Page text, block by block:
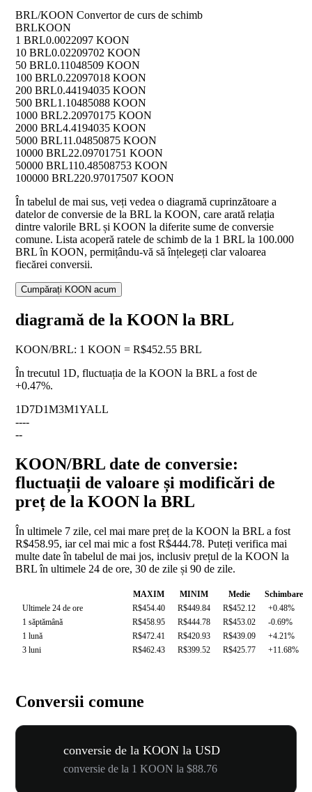
BRL/KOON Convertor de curs de schimb
BRLKOON
1 BRL0.0022097 KOON
10 BRL0.02209702 KOON
50 BRL0.11048509 KOON
100 BRL0.22097018 KOON
200 BRL0.44194035 KOON
500 BRL1.10485088 KOON
1000 BRL2.20970175 KOON
2000 BRL4.4194035 KOON
5000 BRL11.04850875 KOON
10000 BRL22.09701751 KOON
50000 BRL110.48508753 KOON
100000 BRL220.97017507 KOON
În tabelul de mai sus, veți vedea o diagramă cuprinzătoare a
datelor de conversie de la BRL la KOON, care arată relația
dintre valorile BRL și KOON la diferite sume de conversie
comune. Lista acoperă ratele de schimb de la 1 BRL la 100.000
BRL în KOON, permițându-vă să înțelegeți clar valoarea
fiecărei conversii.
Cumpărați KOON acum
diagramă de la KOON la BRL
KOON/BRL: 1 KOON = R$452.55 BRL
În trecutul 1D, fluctuația de la KOON la BRL a fost de
+0.47%.
1D7D1M3M1YALL
----
--
KOON/BRL date de conversie:
fluctuații de valoare și modificări de
preț de la KOON la BRL
În ultimele 7 zile, cel mai mare preț de la KOON la BRL a fost
R$458.95, iar cel mai mic a fost R$444.78. Puteți verifica mai
multe date în tabelul de mai jos, inclusiv prețul de la KOON la
BRL în ultimele 24 de ore, 30 de zile și 90 de zile.
MAXIM MINIM Medie
Schimbare
Ultimele 24 de ore
R$454.40 R$449.84 R$452.12
+0.48%
1 săptămână
R$458.95 R$444.78 R$453.02
-0.69%
1 lună
R$472.41 R$420.93 R$439.09
+4.21%
3 luni
R$462.43 R$399.52 R$425.77 +11.68%
Conversii comune
conversie de la KOON la USD
conversie de la 1 KOON la $88.76